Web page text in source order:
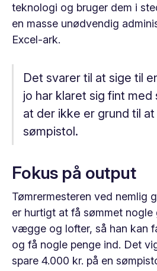
teknologi og bruger dem i
en masse unødvendig
Excel-ark.
Det svarer til at sige til
jo har klaret sig fint med
at der ikke er grund til
sømpistol.
Fokus på output
Tømrermesteren ved nemlig
er hurtigt at få sømmet nogle
vægge og lofter, så han kan
og få nogle penge ind. Det
spare 4.000 kr. på en